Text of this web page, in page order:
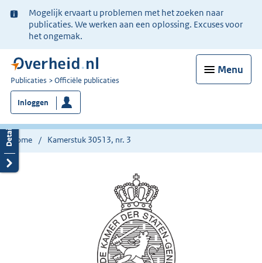
Ter
informatie:
Mogelijk ervaart u problemen met het zoeken naar
publicaties. We werken aan een oplossing. Excuses voor
het ongemak.
Menu
U
bent
nu
hier:
Publicaties Officiële publicaties
Inloggen
Home Kamerstuk 30513, nr. 3